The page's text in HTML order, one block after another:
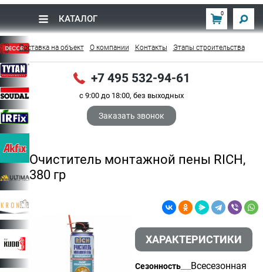
КАТАЛОГ 0
Поставка на объект О компании Контакты Этапы строительства
+7 495 532-94-61
с 9:00 до 18:00, без выходных
Заказать звонок
Очиститель монтажной пены RICH,
380 гр
ХАРАКТЕРИСТИКИ
Сезонность Всесезонная